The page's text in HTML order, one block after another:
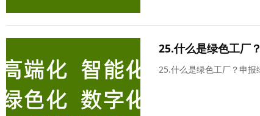
25.什么是绿色工厂
25.什么是绿色工厂？申报